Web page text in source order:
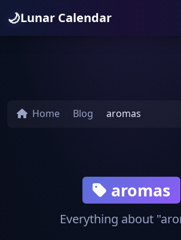
🌙Lunar Calendar
Home Blog aromas
aromas
Everything about